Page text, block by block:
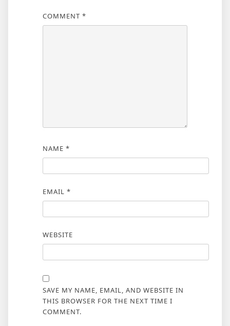
COMMENT *
NAME *
EMAIL *
WEBSITE
SAVE MY NAME, EMAIL, AND WEBSITE IN
THIS BROWSER FOR THE NEXT TIME I
COMMENT.